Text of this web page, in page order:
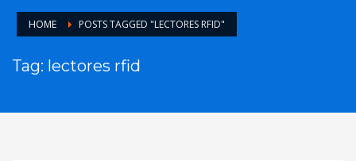
HOME POSTS TAGGED "LECTORES RFID"
Tag: lectores rfid